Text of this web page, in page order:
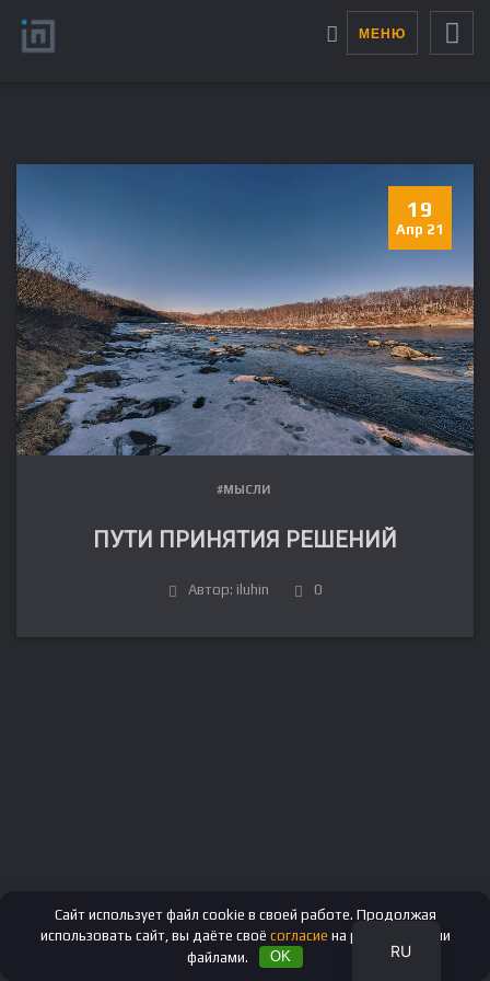
МЕНЮ
19
Апр 21
#МЫСЛИ
ПУТИ ПРИНЯТИЯ РЕШЕНИЙ
Автор: iluhin 0
RU
EN
Сайт использует файл cookie в своей работе. Продолжая
использовать сайт, вы даёте своё согласие на работу с этими
файлами.
OK